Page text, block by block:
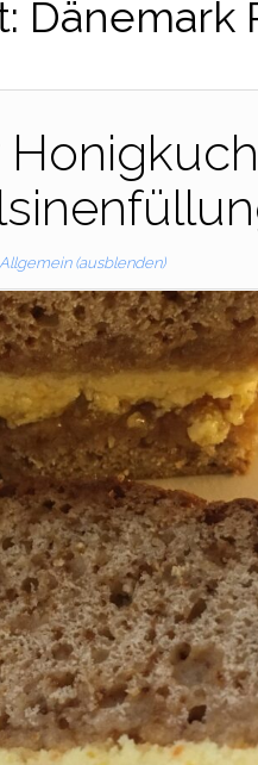
Dänemark
Allgemein (ausblenden)